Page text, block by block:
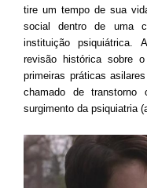
tire um tempo de sua
social dentro de uma
instituição psiquiátrica.
revisão histórica sobre
primeiras práticas
chamado de transtorno
surgimento da psiquiatria